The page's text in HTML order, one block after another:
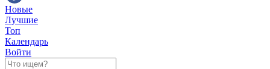
Новые
Лучшие
Топ
Календарь
Войти